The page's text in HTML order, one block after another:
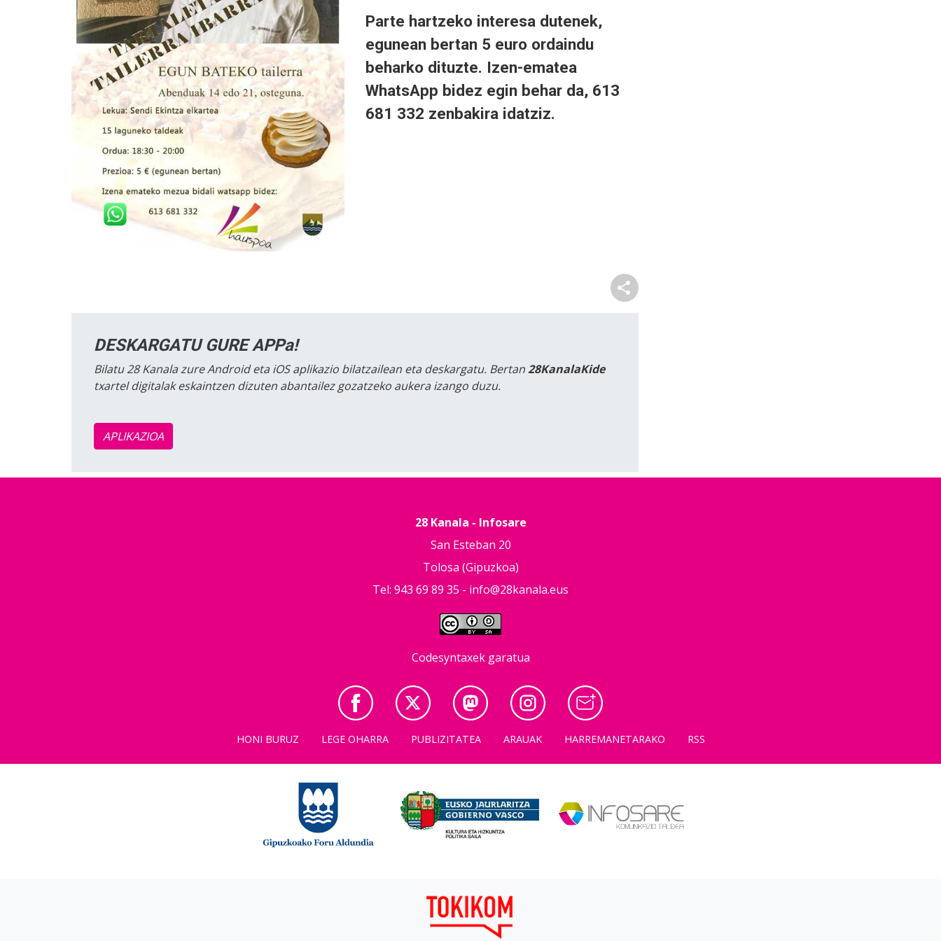
Parte hartzeko interesa dutenek,
egunean bertan 5 euro ordaindu
beharko dituzte. Izen-ematea
WhatsApp bidez egin behar da, 613
681 332 zenbakira idatziz.
DESKARGATU GURE APPa!
Bilatu 28 Kanala zure Android eta iOS aplikazio bilatzailean eta deskargatu. Bertan28KanalaKide
txartel digitalak eskaintzen dizuten abantailez gozatzeko aukera izango duzu.
APLIKAZIOA
28 Kanala - Infosare
San Esteban 20
Tolosa (Gipuzkoa)
Tel: 943 69 89 35 - info@28kanala.eus
Codesyntaxek garatua
HONI BURUZ LEGE OHARRA PUBLIZITATEA ARAUAK HARREMANETARAKO RSS